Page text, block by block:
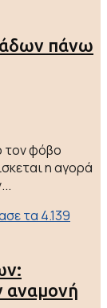
πάνω
τον φόβο
η αγορά
αναμονή